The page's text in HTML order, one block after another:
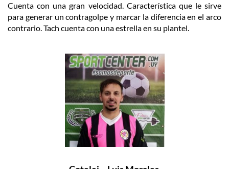
Cuenta con una gran velocidad. Característica que le sirve
para generar un contragolpe y marcar la diferencia en el arco
contrario. Tach cuenta con una estrella en su plantel.